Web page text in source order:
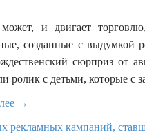
может, и двигает
созданные с выдумкой
сюрприз от
ролик с детьми, которые с
→